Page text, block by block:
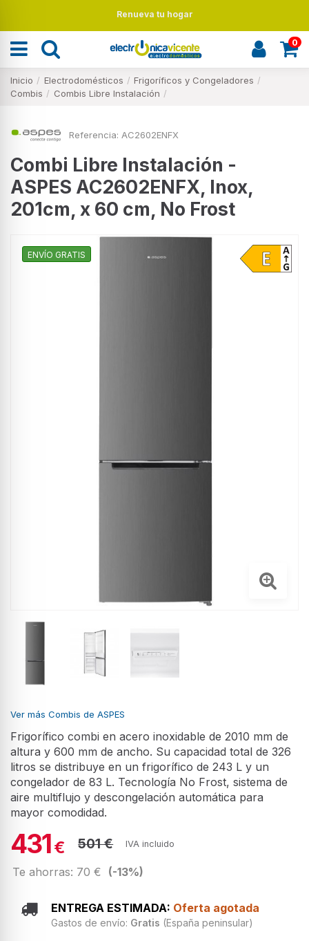
Renueva tu hogar
0
Inicio Electrodomésticos
Frigoríficos y Congeladores
Combis
Combis Libre Instalación
Referencia: AC2602ENFX
Combi Libre Instalación -
ASPES AC2602ENFX, Inox,
201cm, x 60 cm, No Frost
ENVÍO GRATIS
Ver más Combis de ASPES
Frigorífico combi en acero inoxidable de 2010 mm de
altura y 600 mm de ancho. Su capacidad total de 326
litros se distribuye en un frigorífico de 243 L y un
congelador de 83 L. Tecnología No Frost, sistema de
aire multiflujo y descongelación automática para
mayor comodidad.
431€ 501 € IVA incluido
Te ahorras: 70 € (-13%)
ENTREGA ESTIMADA: Oferta agotada
Gastos de envío: Gratis (España peninsular)